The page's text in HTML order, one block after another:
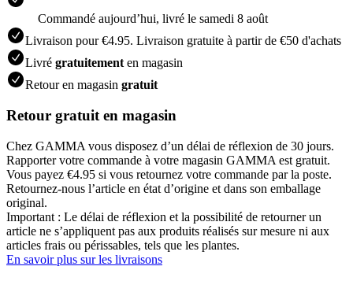
Commandé aujourdʼhui, livré le samedi 8 août
Livraison pour €4.95. Livraison gratuite à partir de €50 d'achats
Livré gratuitement en magasin
Retour en magasin gratuit
Retour gratuit en magasin
Chez GAMMA vous disposez d’un délai de réflexion de 30 jours.
Rapporter votre commande à votre magasin GAMMA est gratuit.
Vous payez €4.95 si vous retournez votre commande par la poste.
Retournez-nous l’article en état d’origine et dans son emballage
original.
Important : Le délai de réflexion et la possibilité de retourner un
article ne s’appliquent pas aux produits réalisés sur mesure ni aux
articles frais ou périssables, tels que les plantes.
En savoir plus sur les livraisons